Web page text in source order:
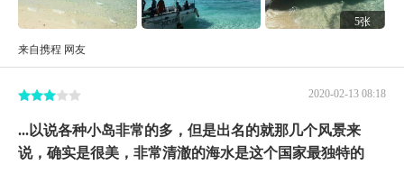
5张
来自携程 网友
2020-02-13 08:18
...以说各种小岛非常的多，但是出名的就那几个风景来
说，确实是很美，非常清澈的海水是这个国家最独特的